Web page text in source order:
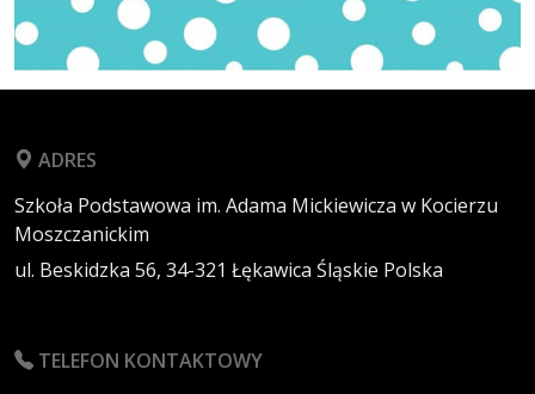
ADRES
Szkoła Podstawowa im. Adama Mickiewicza w Kocierzu
Moszczanickim
ul. Beskidzka 56, 34-321 Łękawica Śląskie Polska
TELEFON KONTAKTOWY